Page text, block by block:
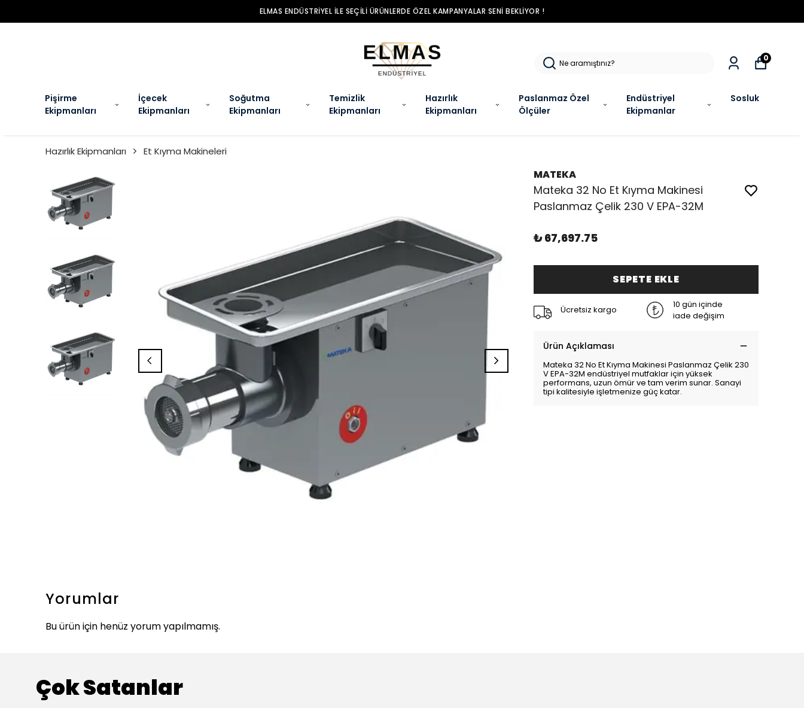
ELMAS ENDÜSTRIYEL ILE SEÇILI ÜRÜNLERDE ÖZEL KAMPANYALAR SENI BEKLIYOR !
Pişirme
Ekipmanları
İçecek
Ekipmanları
Soğutma
Ekipmanları
Temizlik
Ekipmanları
Hazırlık
Ekipmanları
Paslanmaz Özel
Ölçüler
Endüstriyel
Ekipmanlar
Sosluk
0
Hazırlık Ekipmanları Et Kıyma Makineleri
MATEKA
Mateka 32 No Et Kıyma Makinesi
Paslanmaz Çelik 230 V EPA-32M
₺ 67,697.75
SEPETE EKLE
Ücretsiz kargo
10 gün içinde
iade değişim
Ürün Açıklaması
Mateka 32 No Et Kıyma Makinesi Paslanmaz Çelik 230
V EPA-32M endüstriyel mutfaklar için yüksek
performans, uzun ömür ve tam verim sunar. Sanayi
tipi kalitesiyle işletmenize güç katar.
Yorumlar
Bu ürün için henüz yorum yapılmamış.
Çok Satanlar